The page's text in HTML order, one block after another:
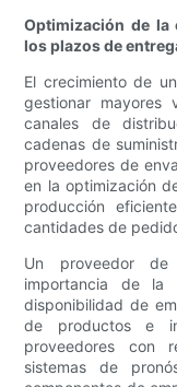
Optimización de la
los plazos de
El crecimiento de
gestionar mayores
canales de
cadenas de
proveedores de
en la optimización
producción
cantidades de
Un proveedor de
importancia de la
disponibilidad de
de productos e
proveedores con
sistemas de